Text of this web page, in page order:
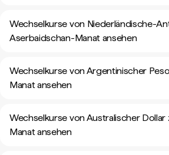
Wechselkurse von Niederländische-
Aserbaidschan-Manat ansehen
Wechselkurse von Argentinischer
Manat ansehen
Wechselkurse von Australischer
Manat ansehen